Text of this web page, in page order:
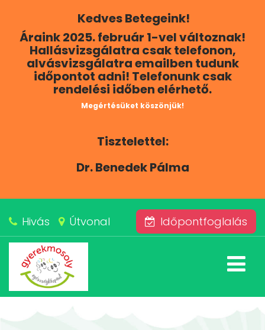
Kedves Betegeink!
Áraink 2025. február 1-vel változnak!
Hallásvizsgálatra csak telefonon,
alvásvizsgálatra emailben tudunk
időpontot adni! Telefonunk csak
rendelési időben elérhető.
Megértésüket köszönjük!
Tisztelettel:
Dr. Benedek Pálma
Hivás Útvonal Időpontfoglalás
RÓLUNK
KAPCSOLAT
SZOLGÁLTATÁSAINK